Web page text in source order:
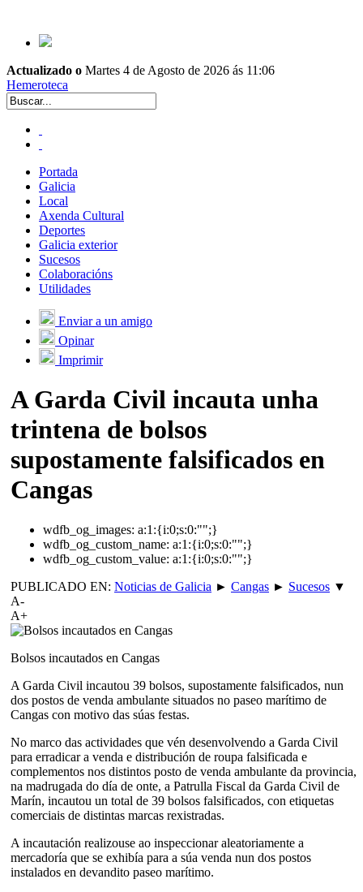
Actualizado o Martes 4 de Agosto de 2026 ás 11:06
Hemeroteca
Portada
Galicia
Local
Axenda Cultural
Deportes
Galicia exterior
Sucesos
Colaboracións
Utilidades
Enviar a un amigo
Opinar
Imprimir
A Garda Civil incauta unha
trintena de bolsos
supostamente falsificados en
Cangas
wdfb_og_images: a:1:{i:0;s:0:"";}
wdfb_og_custom_name: a:1:{i:0;s:0:"";}
wdfb_og_custom_value: a:1:{i:0;s:0:"";}
PUBLICADO EN: Noticias de Galicia ► Cangas ► Sucesos ▼
A-
A+
Bolsos incautados en Cangas
A Garda Civil incautou 39 bolsos, supostamente falsificados, nun
dos postos de venda ambulante situados no paseo marítimo de
Cangas con motivo das súas festas.
No marco das actividades que vén desenvolvendo a Garda Civil
para erradicar a venda e distribución de roupa falsificada e
complementos nos distintos posto de venda ambulante da provincia,
na madrugada do día de onte, a Patrulla Fiscal da Garda Civil de
Marín, incautou un total de 39 bolsos falsificados, con etiquetas
comerciais de distintas marcas rexistradas.
A incautación realizouse ao inspeccionar aleatoriamente a
mercadoría que se exhibía para a súa venda nun dos postos
instalados en devandito paseo marítimo.